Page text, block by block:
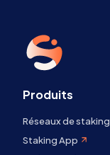
Produits
Réseaux de staking
Staking App